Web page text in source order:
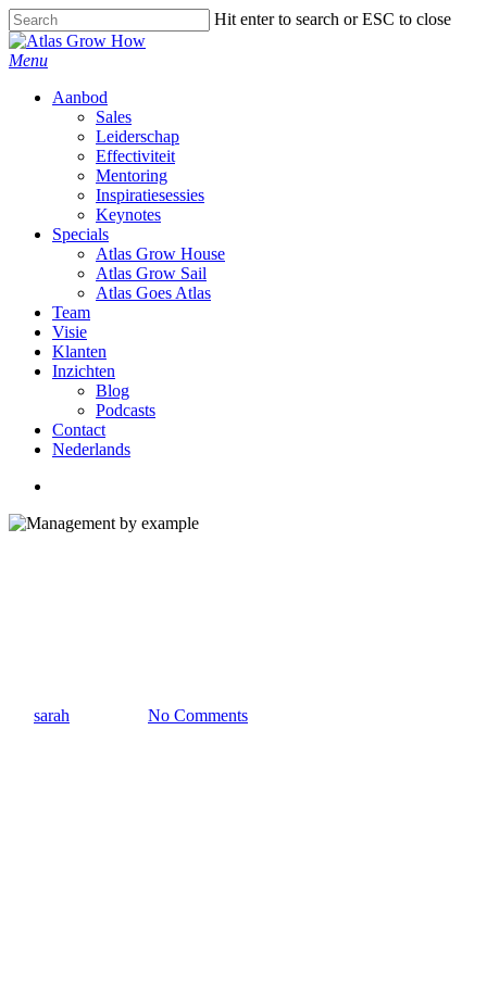
Skip
to
main
Hit enter to search or ESC to close
Close
Search
search
Menu
Aanbod
Sales
Leiderschap
Effectiviteit
Mentoring
Inspiratiesessies
Keynotes
Specials
Atlas Grow House
Atlas Grow Sail
Atlas Goes Atlas
Team
Visie
Klanten
Inzichten
Blog
Podcasts
Contact
Nederlands
sarah No Comments